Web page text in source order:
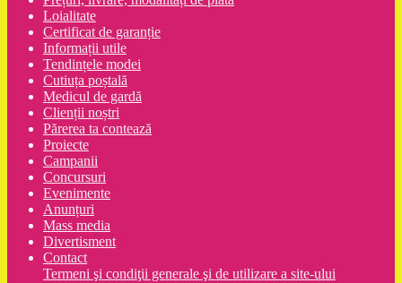
Loialitate
Certificat de garanție
Informații utile
Tendințele modei
Cutiuța poștală
Medicul de gardă
Clienții noștri
Părerea ta contează
Proiecte
Campanii
Concursuri
Evenimente
Anunțuri
Mass media
Divertisment
Contact
Termeni şi condiţii generale şi de utilizare a site-ului